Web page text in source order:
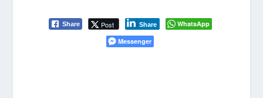
Share Post Share
WhatsApp
Messenger